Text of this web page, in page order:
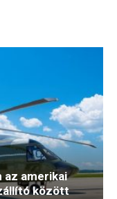
amerikai
között